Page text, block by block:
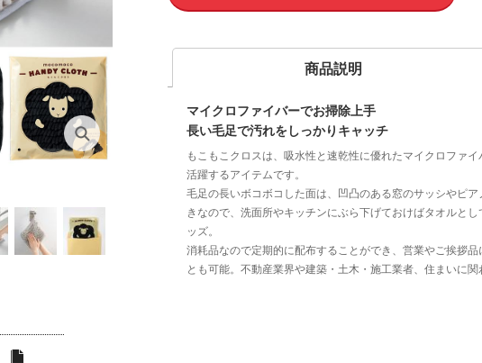
商品説明
マイクロファイバーでお掃除上手
長い毛足で汚れをしっかりキャッチ
もこもこクロスは、吸水性と速乾性に優れたマイクロファ
活躍するアイテムです。
毛足の長いボコボコした面は、凹凸のある窓のサッシやピ
きなので、洗面所やキッチンにぶら下げておけばタオルと
ッズ。
消耗品なので定期的に配布することができ、営業やご挨拶
とも可能。不動産業界や建築・土木・施工業者、住まいに